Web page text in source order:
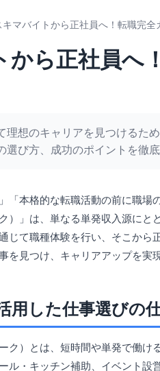
キマバイトから正社員へ！転職完全
から正社員へ
理想のキャリアを見つけるた
選び方、成功のポイントを徹底
「本格的な転職活動の前に職
）」は、単なる単発収入源に
じて職種体験を行い、そこから
を見つけ、キャリアアップを実
用した仕事選びの
ク）とは、短時間や単発で働
ル・キッチン補助、イベント